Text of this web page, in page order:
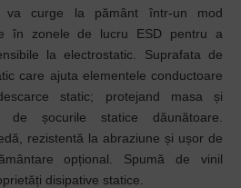
va curge la pământ într-un mod
în zonele de lucru ESD pentru a
la electrostatic. Suprafata de
care ajuta elementele conductoare
static; protejand masa și
de șocurile statice dăunătoare.
rezistentă la abraziune și ușor de
opțional. Spumă de vinil
disipative statice.